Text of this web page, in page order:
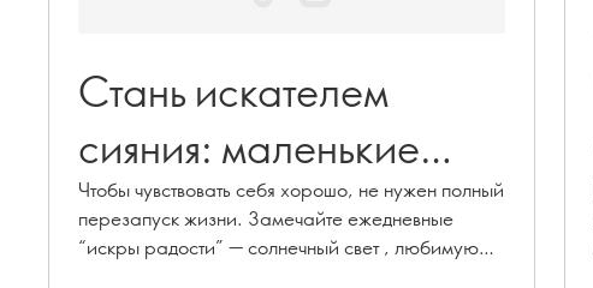
Стань искателем
сияния: маленькие
привычки, которые
поднимают
Чтобы чувствовать себя хорошо, не нужен полный
перезапуск жизни. Замечайте ежедневные
“искры радости” — солнечный свет , любимую